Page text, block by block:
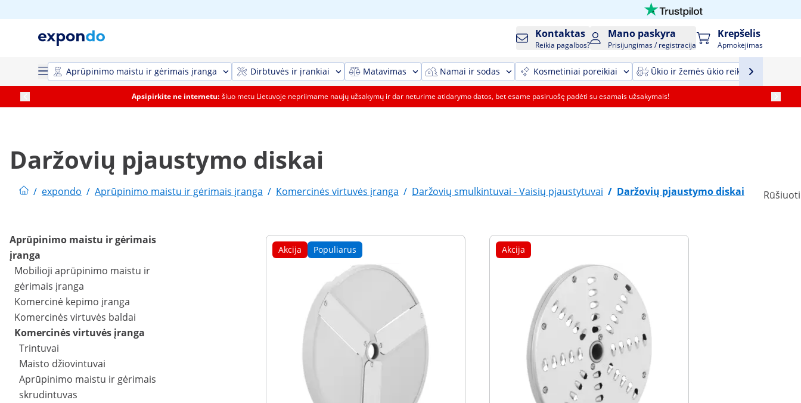
Kontaktas
Reikia pagalbos?
Mano paskyra
Prisijungimas / registracija
Krepšelis
Apmokėjimas
Aprūpinimo maistu ir gėrimais įranga Dirbtuvės ir įrankiai Matavimas Namai ir sodas Kosmetiniai poreikiai Ūkio ir žemės ūkio reikmenys ir
Apsipirkite ne internetu: šiuo metu Lietuvoje nepriimame naujų užsakymų ir dar neturime atidarymo datos, bet esame pasiruošę padėti su esamais užsakymais!
Daržovių pjaustymo diskai
/ expondo / Aprūpinimo maistu ir gėrimais įranga / Komercinės virtuvės įranga / Daržovių smulkintuvai - Vaisių pjaustytuvai / Daržovių pjaustymo diskai
Aprūpinimo maistu ir gėrimais
įranga
Mobilioji aprūpinimo maistu ir
gėrimais įranga
Komercinė kepimo įranga
Komercinės virtuvės baldai
Komercinės virtuvės įranga
Trintuvai
Maisto džiovintuvai
Aprūpinimo maistu ir gėrimais
skrudintuvas
Akcija Populiarus Akcija